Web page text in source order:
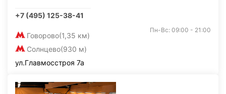
+7 (495) 125-38-41
Говорово(1,35 км)
Солнцево(930 м)
Пн-Вс: 09:00 - 21:00
ул.Главмосстроя 7а